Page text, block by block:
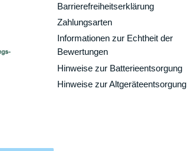
Barrierefreiheitserklärung
Zahlungsarten
Informationen zur Echtheit der
Bewertungen
Hinweise zur Batterieentsorgung
Hinweise zur Altgeräteentsorgung